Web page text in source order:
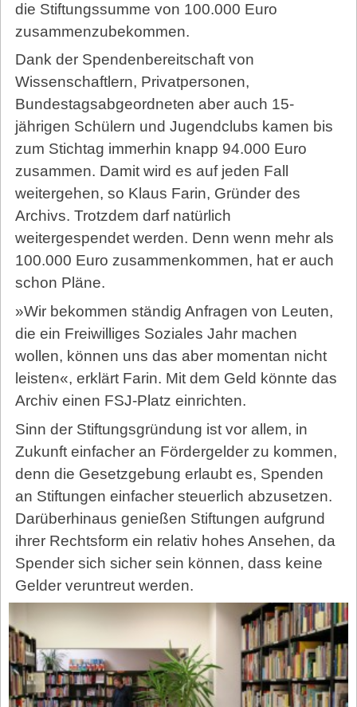
die Stiftungssumme von 100.000 Euro
zusammenzubekommen.
Dank der Spendenbereitschaft von
Wissenschaftlern, Privatpersonen,
Bundestagsabgeordneten aber auch 15-
jährigen Schülern und Jugendclubs kamen bis
zum Stichtag immerhin knapp 94.000 Euro
zusammen. Damit wird es auf jeden Fall
weitergehen, so Klaus Farin, Gründer des
Archivs. Trotzdem darf natürlich
weitergespendet werden. Denn wenn mehr als
100.000 Euro zusammenkommen, hat er auch
schon Pläne.
»Wir bekommen ständig Anfragen von Leuten,
die ein Freiwilliges Soziales Jahr machen
wollen, können uns das aber momentan nicht
leisten«, erklärt Farin. Mit dem Geld könnte das
Archiv einen FSJ-Platz einrichten.
Sinn der Stiftungsgründung ist vor allem, in
Zukunft einfacher an Fördergelder zu kommen,
denn die Gesetzgebung erlaubt es, Spenden
an Stiftungen einfacher steuerlich abzusetzen.
Darüberhinaus genießen Stiftungen aufgrund
ihrer Rechtsform ein relativ hohes Ansehen, da
Spender sich sicher sein können, dass keine
Gelder veruntreut werden.